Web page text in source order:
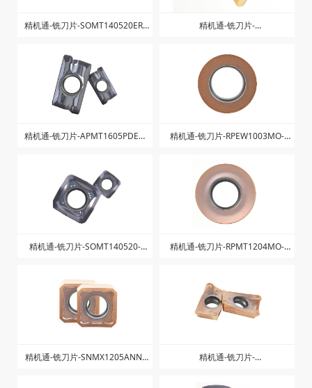
精机通-铣刀片-SOMT140520ER- 精机通-铣刀片-
精机通-铣刀片-APMT1605PDER- 精机通-铣刀片-RPEW1003MO-
精机通-铣刀片-SOMT140520- 精机通-铣刀片-RPMT1204MO-
精机通-铣刀片-SNMX1205ANN- 精机通-铣刀片-